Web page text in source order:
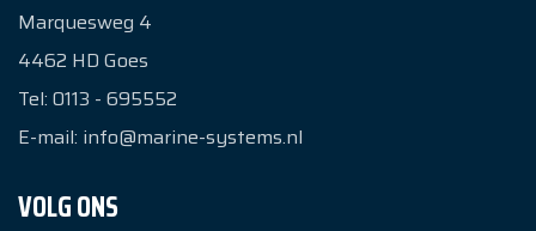
Marquesweg 4
4462 HD Goes
Tel: 0113 - 695552
E-mail: info@marine-systems.nl
VOLG ONS